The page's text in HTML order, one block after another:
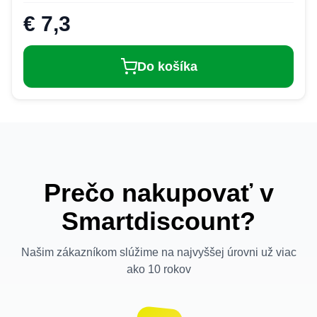
€ 7,3
Do košíka
Prečo nakupovať v
Smartdiscount?
Našim zákazníkom slúžime na najvyššej úrovni už viac
ako 10 rokov